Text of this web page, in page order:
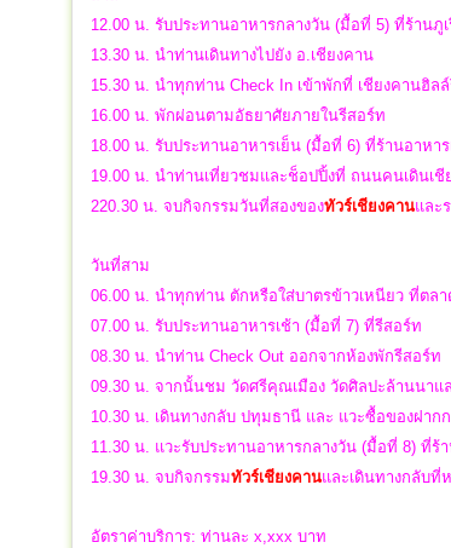
12.00 น. รับประทานอาหารกลางวัน (มื้อที่ 5) ที่ร้านภู
13.30 น. นำท่านเดินทางไปยัง อ.เชียงคาน
15.30 น. นำทุกท่าน Check In เข้าพักที่ เชียงคานฮิล
16.00 น. พักผ่อนตามอัธยาศัยภายในรีสอร์ท
18.00 น. รับประทานอาหารเย็น (มื้อที่ 6) ที่ร้านอาหา
19.00 น. นำท่านเที่ยวชมและช็อปปิ้งที่ ถนนคนเดินเชี
220.30 น. จบกิจกรรมวันที่สองของทัวร์เชียงคานและ
วันที่สาม
06.00 น. นำทุกท่าน ตักหรือใส่บาตรข้าวเหนียว ที่ตล
07.00 น. รับประทานอาหารเช้า (มื้อที่ 7) ที่รีสอร์ท
08.30 น. นำท่าน Check Out ออกจากห้องพักรีสอร์ท
09.30 น. จากนั้นชม วัดศรีคุณเมือง วัดศิลปะล้านนาแ
10.30 น. เดินทางกลับ ปทุมธานี และ แวะซื้อของฝาก
11.30 น. แวะรับประทานอาหารกลางวัน (มื้อที่ 8) ที่ร้า
19.30 น. จบกิจกรรมทัวร์เชียงคานและเดินทางกลับที่
อัตราค่าบริการ: ท่านละ x,xxx บาท